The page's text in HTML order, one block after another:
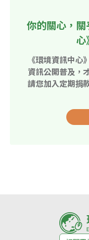
你的關心，
《環境資訊中心
資訊公開普及，
請您加入定期捐